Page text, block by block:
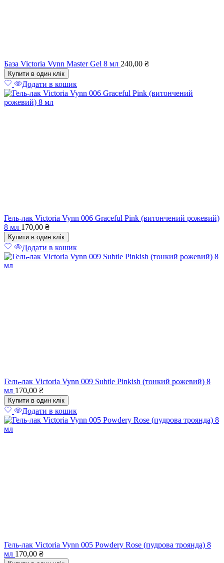
База Victoria Vynn Master Gel 8 мл 240,00 ₴
Купити в один клік
Додати в кошик
Гель-лак Victoria Vynn 006 Graceful Pink (витончений рожевий)
8 мл 170,00 ₴
Купити в один клік
Додати в кошик
Гель-лак Victoria Vynn 009 Subtle Pinkish (тонкий рожевий) 8
мл 170,00 ₴
Купити в один клік
Додати в кошик
Гель-лак Victoria Vynn 005 Powdery Rose (пудрова троянда) 8
мл 170,00 ₴